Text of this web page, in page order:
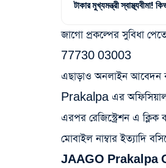
টাকার মুখ্যমন্ত্রী স্বাস্থ্যবীমা!
জাগো প্রকল্পের সুবিধা
77730 03003
এছাড়াও অনলাইন
Prakalpa এর
এরপর রেজিস্ট্রেশন এ
মোবাইল নাম্বার ইত্যাদি
JAAGO Prakalpa